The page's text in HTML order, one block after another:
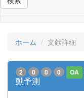
ホーム 文献詳細
2 0 0 0 OA
動予測